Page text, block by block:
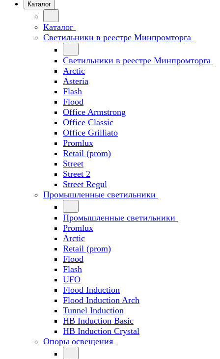
Каталог
Каталог
Светильники в реестре Минпромторга
Светильники в реестре Минпромторга
Arctic
Asteria
Flash
Flood
Office Armstrong
Office Classic
Office Grilliato
Promlux
Retail (prom)
Street
Street 2
Street Regul
Промышленные светильники
Промышленные светильники
Promlux
Arctic
Retail (prom)
Flood
Flash
UFO
Flood Induction
Flood Induction Arch
Tunnel Induction
HB Induction Basic
HB Induction Crystal
Опоры освещения